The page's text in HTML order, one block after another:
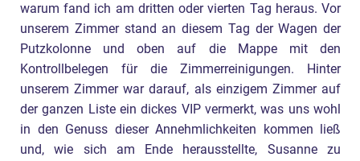
warum fand ich am dritten oder vierten Tag heraus. Vor
unserem Zimmer stand an diesem Tag der Wagen der
Putzkolonne und oben auf die Mappe mit den
Kontrollbelegen für die Zimmerreinigungen. Hinter
unserem Zimmer war darauf, als einzigem Zimmer auf
der ganzen Liste ein dickes VIP vermerkt, was uns wohl
in den Genuss dieser Annehmlichkeiten kommen ließ
und, wie sich am Ende herausstellte, Susanne zu